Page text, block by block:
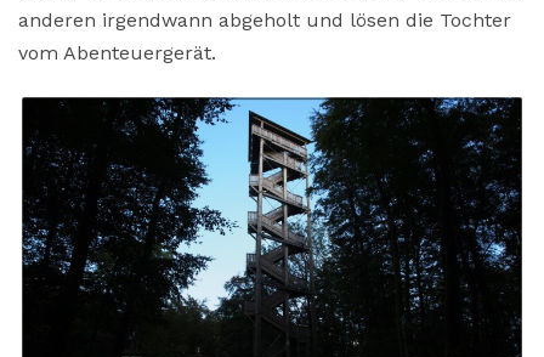
anderen irgendwann abgeholt und lösen die Tochter
vom Abenteuergerät.